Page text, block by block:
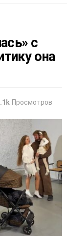
с
она
Просмотров